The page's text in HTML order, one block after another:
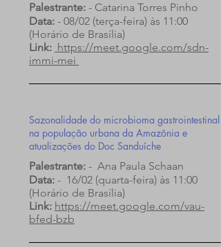
Palestrante: - Catarina Torres Pinho
Data: - 08/02 (terça-feira) às 11:00
(Horário de Brasília)
Link: https://meet.google.com/sdn-
immi-mei
Sazonalidade do microbioma gastrointestinal
na população urbana da Amazônia e
atualizações do Doc Sanduíche
Palestrante: - Ana Paula Schaan
Data: - 16/02 (quarta-feira) às 11:00
(Horário de Brasília)
Link: https://meet.google.com/vau-
bfed-bzb